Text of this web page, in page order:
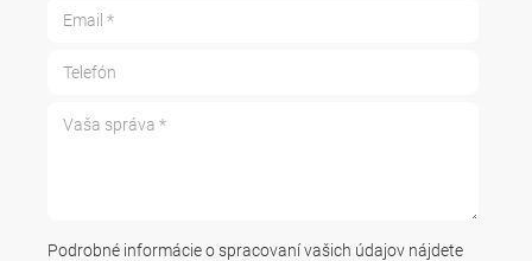
Podrobné informácie o spracovaní vašich údajov nájdete